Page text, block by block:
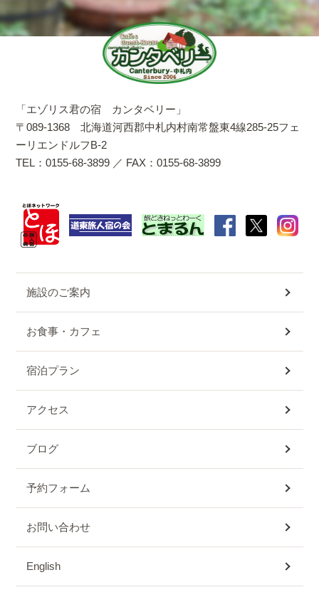
「エゾリス君の宿 カンタベリー」
〒089-1368 北海道河西郡中札内村南常盤東4線285-25フェ
ーリエンドルフB-2
TEL：0155-68-3899 ／ FAX：0155-68-3899
施設のご案内
お食事・カフェ
宿泊プラン
アクセス
ブログ
予約フォーム
お問い合わせ
English